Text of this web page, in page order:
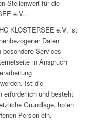
Stellenwert für die
e.V..
KLOSTERSEE e.V. ist
Daten
besondere Services
in Anspruch
Ist die
erforderlich und besteht
Grundlage, holen
Person ein.